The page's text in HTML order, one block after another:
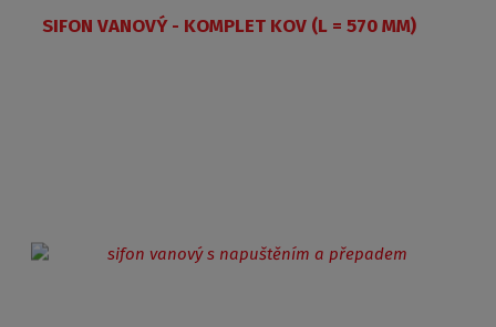
SIFON VANOVÝ - KOMPLET KOV (L = 570 MM)